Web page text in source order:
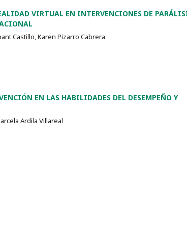
VIRTUAL EN INTERVENCIONES DE
Castillo, Karen Pizarro Cabrera
EN LAS HABILIDADES DEL DESEMPEÑO Y
Ardila Villareal